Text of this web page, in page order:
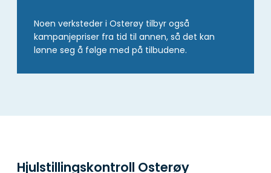
Noen verksteder i Osterøy tilbyr også
kampanjepriser fra tid til annen, så det kan
lønne seg å følge med på tilbudene.
Hjulstillingskontroll Osterøy